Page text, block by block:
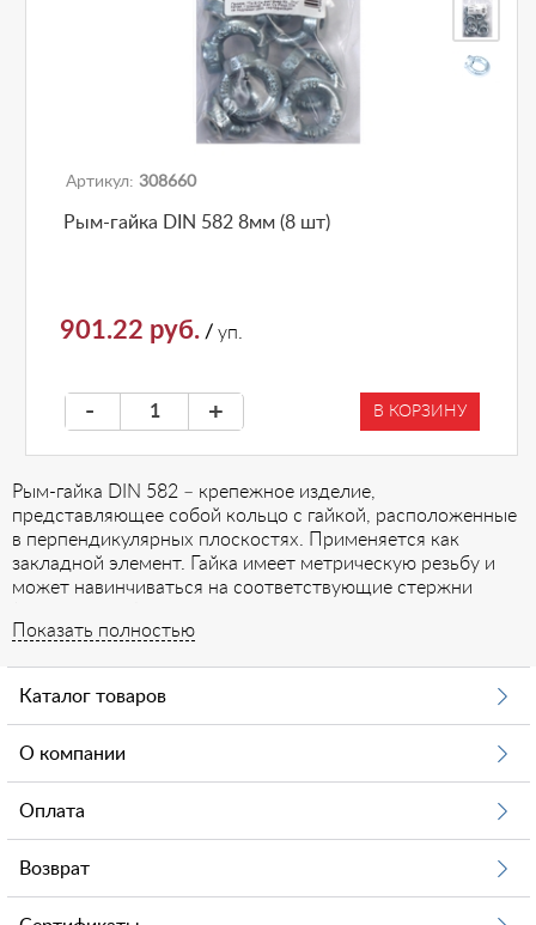
Артикул: 308660
Рым-гайка DIN 582 8мм (8 шт)
901.22 руб. / уп.
- + В КОРЗИНУ
Рым-гайка DIN 582 – крепежное изделие,
представляющее собой кольцо с гайкой, расположенные
в перпендикулярных плоскостях. Применяется как
закладной элемент. Гайка имеет метрическую резьбу и
может навинчиваться на соответствующие стержни
конструкции, организации растяжек при установке
промышленности и прочих сферах хозяйствования.
Особенности рым-гайки DIN 582
оцинкованной стали. Для устройства растяжек
применяется, как правило, в паре с талрепом, тросом,
канатом, веревкой или цепью.
Показать полностью
Каталог товаров
О компании
Оплата
Возврат